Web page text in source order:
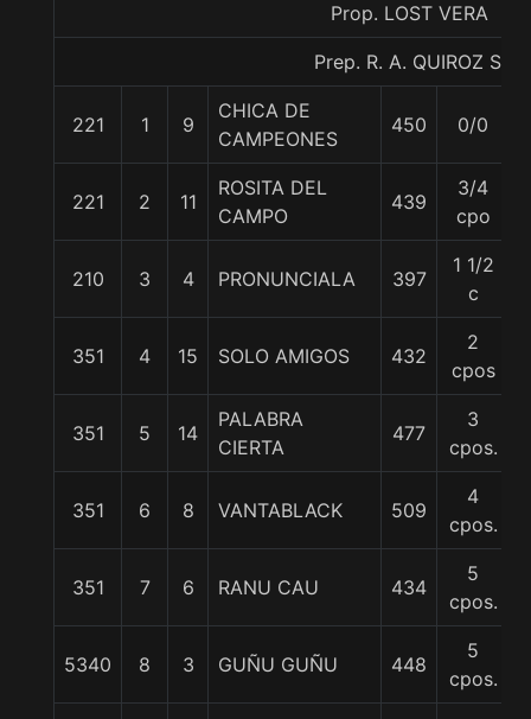
Prop. LOST VERA
Prep. R. A. QUIROZ S.
221 1 9
CHICA DE
CAMPEONES
450 0/0
221 2 11
ROSITA DEL
CAMPO
439
3/4
cpo
210 3 4 PRONUNCIALA 397
1 1/2
c
351 4 15 SOLO AMIGOS 432
2
cpos
351 5 14
PALABRA
CIERTA
477
3
cpos.
351 6 8 VANTABLACK 509
4
cpos.
351 7 6 RANU CAU 434
5
cpos.
5340 8 3 GUÑU GUÑU 448
5
cpos.